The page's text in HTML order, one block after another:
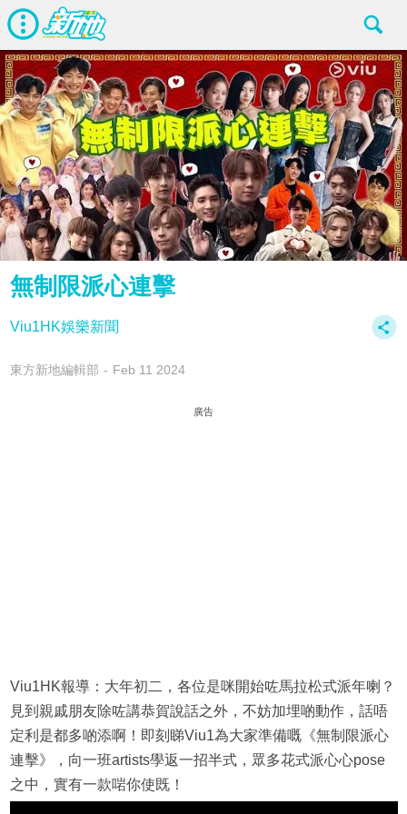
無制限派心連擊
Viu1HK娛樂新聞
東方新地編輯部 Feb 11 2024
廣告
Viu1HK報導：大年初二，各位是咪開始咗馬拉松式派年喇？
見到親戚朋友除咗講恭賀說話之外，不妨加埋啲動作，話唔
定利是都多啲添啊！即刻睇Viu1為大家準備嘅《無制限派心
連擊》，向一班artists學返一招半式，眾多花式派心心pose
之中，實有一款啱你使既！